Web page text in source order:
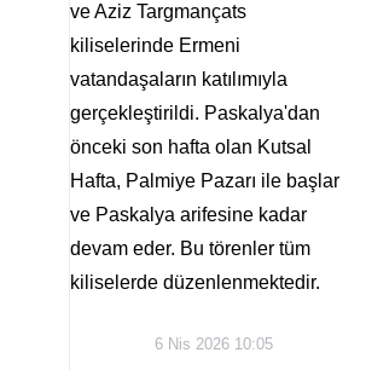
ve Aziz Targmançats
kiliselerinde Ermeni
vatandaşaların katılımıyla
gerçekleştirildi. Paskalya'dan
önceki son hafta olan Kutsal
Hafta, Palmiye Pazarı ile başlar
ve Paskalya arifesine kadar
devam eder. Bu törenler tüm
kiliselerde düzenlenmektedir.
6 Nis 2026 10:05